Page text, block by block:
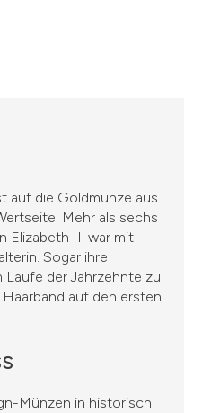
auf die Goldmünze aus
Mehr als sechs
Elizabeth II. war mit
Sogar ihre
Laufe der Jahrzehnte zu
auf den ersten
Münzen in historisch